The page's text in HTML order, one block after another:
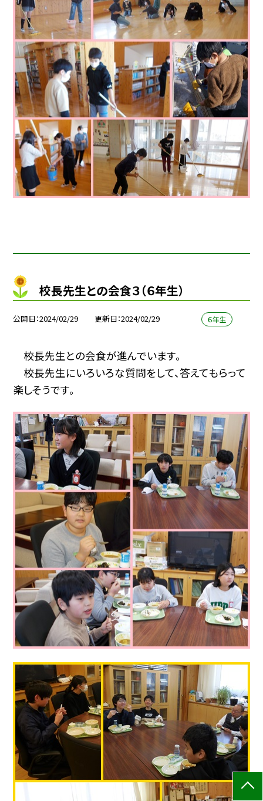
校長先生との会食３（６年生）
公開日 2024/02/29 更新日 2024/02/29 ６年生
校長先生との会食が進んでいます。
校長先生にいろいろな質問をして、答えてもらって
楽しそうです。